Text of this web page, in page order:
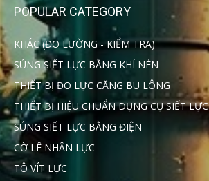
POPULAR CATEGORY
KHÁC (ĐO LƯỜNG - KIỂM TRA)
SÚNG SIẾT LỰC BẰNG KHÍ NÉN
THIẾT BỊ ĐO LỰC CĂNG BU LÔNG
THIẾT BỊ HIỆU CHUẨN DỤNG CỤ SIẾT LỰC
SÚNG SIẾT LỰC BẰNG ĐIỆN
CỜ LÊ NHÂN LỰC
TÔ VÍT LỰC